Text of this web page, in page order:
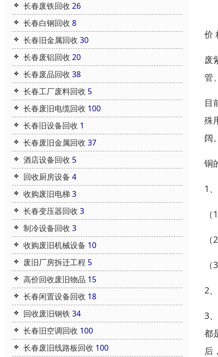
长春废铁回收 26
长春白钢回收 8
长春旧金属回收 30
长春废铝回收 20
长春废品回收 38
长春工厂废料回收 5
长春废旧电缆回收 100
长春旧设备回收 1
长春废旧金属回收 37
酒店设备回收 5
回收厨房设备 4
收购废旧电梯 3
长春变压器回收 3
制冷设备回收 3
收购废旧机械设备 10
废旧厂房拆迁工程 5
高价回收废旧物品 15
长春闲置设备回收 18
回收废旧钢铁34
长春旧空调回收 100
长春废旧线路板回收 100
价
废
管
目
殊
阔
铜
1
2
3
都
后